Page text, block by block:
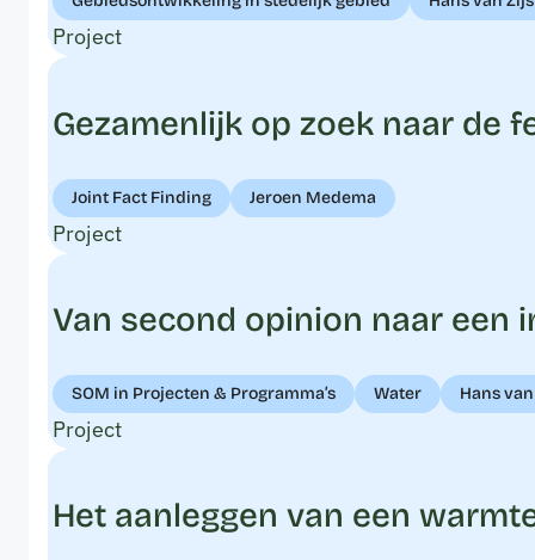
Project
Gezamenlijk op zoek naar de
Joint Fact Finding Jeroen Medema
Project
Van second opinion naar een
SOM in Projecten & Programma’s Water Hans
Project
Het aanleggen van een